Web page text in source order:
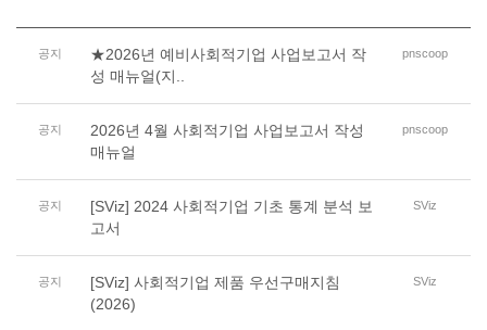
공지
★2026년 예비사회적기업 사업보고서 작
성 매뉴얼(지..
pnscoop
공지
2026년 4월 사회적기업 사업보고서 작성
매뉴얼
pnscoop
공지
[SViz] 2024 사회적기업 기초 통계 분석 보
고서
SViz
공지
[SViz] 사회적기업 제품 우선구매지침
(2026)
SViz